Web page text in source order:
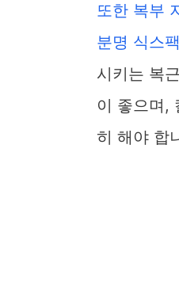
또한 복부
분명 식스
시키는 복
이 좋으며,
히 해야 합